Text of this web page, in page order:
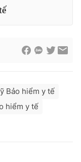
Bảo hiểm y tế
hiểm y tế